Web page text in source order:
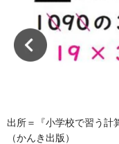
出所＝『小学校で習う計
（かんき出版）